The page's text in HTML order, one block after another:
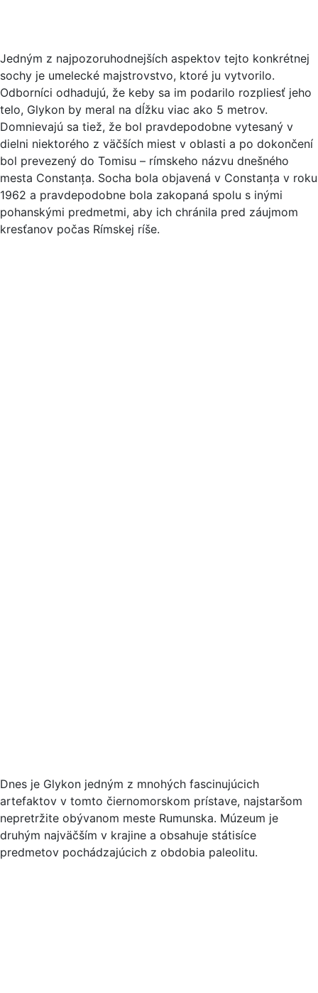
Jedným z najpozoruhodnejších aspektov tejto konkrétnej
sochy je umelecké majstrovstvo, ktoré ju vytvorilo.
Odborníci odhadujú, že keby sa im podarilo rozpliesť jeho
telo, Glykon by meral na dĺžku viac ako 5 metrov.
Domnievajú sa tiež, že bol pravdepodobne vytesaný v
dielni niektorého z väčších miest v oblasti a po dokončení
bol prevezený do Tomisu – rímskeho názvu dnešného
mesta Constanța. Socha bola objavená v Constanța v roku
1962 a pravdepodobne bola zakopaná spolu s inými
pohanskými predmetmi, aby ich chránila pred záujmom
kresťanov počas Rímskej ríše.
Dnes je Glykon jedným z mnohých fascinujúcich
artefaktov v tomto čiernomorskom prístave, najstaršom
nepretržite obývanom meste Rumunska. Múzeum je
druhým najväčším v krajine a obsahuje státisíce
predmetov pochádzajúcich z obdobia paleolitu.